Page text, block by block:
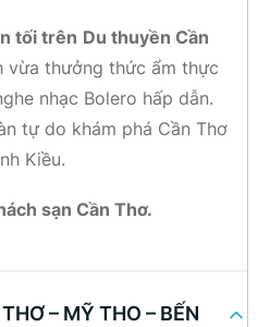
tối trên Du thuyền Cần
vừa thưởng thức ẩm thực
nhạc Bolero hấp dẫn.
tự do khám phá Cần Thơ
Kiều.
sạn Cần Thơ.
– MỸ THO – BẾN